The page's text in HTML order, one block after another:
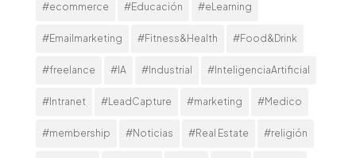
#ecommerce #Educación #eLearning
#Emailmarketing #Fitness&Health #Food&Drink
#freelance #IA #Industrial #InteligenciaArtificial
#Intranet #LeadCapture #marketing #Medico
#membership #Noticias #Real Estate #religión